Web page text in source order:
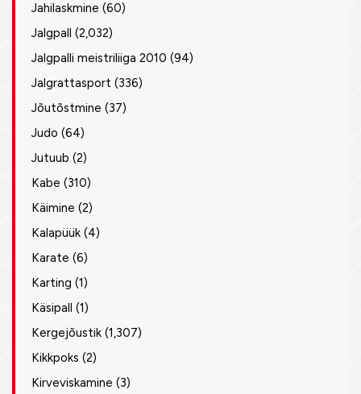
Jahilaskmine (60)
Jalgpall (2,032)
Jalgpalli meistriliiga 2010 (94)
Jalgrattasport (336)
Jõutõstmine (37)
Judo (64)
Jutuub (2)
Kabe (310)
Käimine (2)
Kalapüük (4)
Karate (6)
Karting (1)
Käsipall (1)
Kergejõustik (1,307)
Kikkpoks (2)
Kirveviskamine (3)